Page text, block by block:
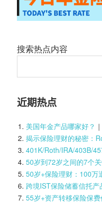
搜索热点内容
近期热点
美国年金产品哪家好？ ｜
揭示保险理财的秘密：
401K/Roth/IRA/403B/
50岁到72岁之间的7个
50岁+保险理财：100万
跨境IST保险储蓄信托产
55岁+资产转移保险保